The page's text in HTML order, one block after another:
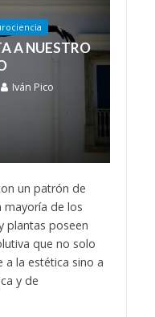
A NUESTRO
Iván Pico
un patrón de
mayoría de los
plantas poseen
que no solo
a la estética sino a
y de